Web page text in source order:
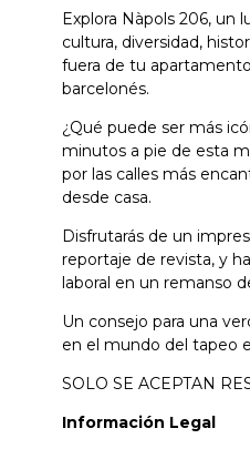
Explora Nàpols 206, un
cultura, diversidad,
fuera de tu
barcelonés.
¿Qué puede ser más
minutos a pie de esta
por las calles más
desde casa.
Disfrutarás de un
reportaje de revista, y
laboral en un remanso
Un consejo para una
en el mundo del tapeo
SOLO SE ACEPTAN
Información Legal